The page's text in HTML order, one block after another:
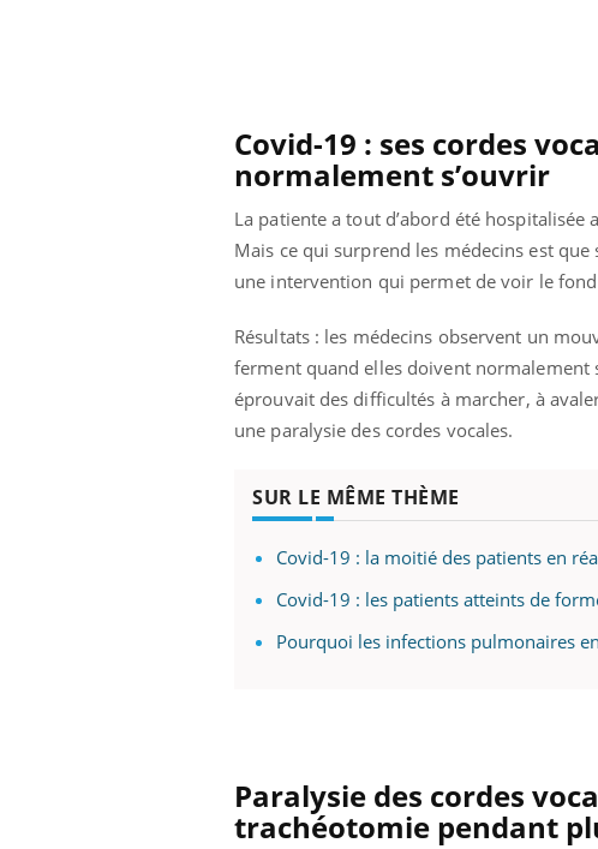
Covid-19 : ses cordes
normalement s’ouvrir
La patiente a tout d’abord été hospitalisée
Mais ce qui surprend les médecins est
une intervention qui permet de voir le
Résultats : les médecins observent un
ferment quand elles doivent normalement
éprouvait des difficultés à marcher, à
une paralysie des cordes vocales.
SUR LE MÊME THÈME
Covid-19 : la moitié des patients en
Covid-19 : les patients atteints de
Pourquoi les infections pulmonaires
Paralysie des cordes
trachéotomie pendant
Diabète & Ramadan 2026Youtube
diabète, c'est une période de questions, de
Youtube
Un «
faciliter
mutualiste
santé :